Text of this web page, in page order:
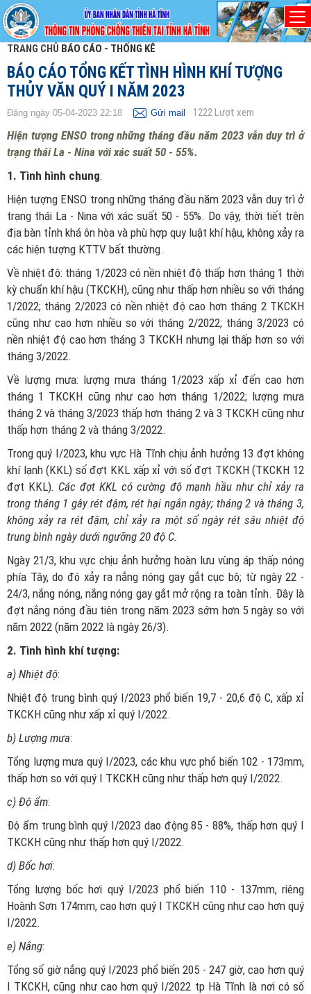
TRANG CHỦ BÁO CÁO - THỐNG KÊ
BÁO CÁO TỔNG KẾT TÌNH HÌNH KHÍ TƯỢNG
THỦY VĂN QUÝ I NĂM 2023
Đăng ngày 05-04-2023 22:18 Gửi mail 1222Lượt xem
Hiện tượng ENSO trong những tháng đầu năm 2023 vẫn duy trì ở
trạng thái La - Nina với xác suất 50 - 55%.
1. Tình hình chung:
Hiện tượng ENSO trong những tháng đầu năm 2023 vẫn duy trì ở
trạng thái La - Nina với xác suất 50 - 55%. Do vậy, thời tiết trên
địa bàn tỉnh khá ôn hòa và phù hợp quy luật khí hậu, không xảy ra
các hiện tượng KTTV bất thường.
Về nhiệt độ: tháng 1/2023 có nền nhiệt độ thấp hơn tháng 1 thời
kỳ chuẩn khí hậu (TKCKH), cũng như thấp hơn nhiều so với tháng
1/2022; tháng 2/2023 có nền nhiệt độ cao hơn tháng 2 TKCKH
cũng như cao hơn nhiều so với tháng 2/2022; tháng 3/2023 có
nền nhiệt độ cao hơn tháng 3 TKCKH nhưng lại thấp hơn so với
tháng 3/2022.
Về lượng mưa: lượng mưa tháng 1/2023 xấp xỉ đến cao hơn
tháng 1 TKCKH cũng như cao hơn tháng 1/2022; lượng mưa
tháng 2 và tháng 3/2023 thấp hơn tháng 2 và 3 TKCKH cũng như
thấp hơn tháng 2 và tháng 3/2022.
Trong quý I/2023, khu vực Hà Tĩnh chịu ảnh hưởng 13 đợt không
khí lạnh (KKL) số đợt KKL xấp xỉ với số đợt TKCKH (TKCKH 12
đợt KKL). Các đợt KKL có cường độ mạnh hầu như chỉ xảy ra
trong tháng 1 gây rét đậm, rét hại ngắn ngày; tháng 2 và tháng 3,
không xảy ra rét đậm, chỉ xảy ra một số ngày rét sâu nhiệt độ
trung bình ngày dưới ngưỡng 20 độ C.
Ngày 21/3, khu vực chịu ảnh hưởng hoàn lưu vùng áp thấp nóng
phía Tây, do đó xảy ra nắng nóng gay gắt cục bộ; từ ngày 22 -
24/3, nắng nóng, nắng nóng gay gắt mở rộng ra toàn tỉnh. Đây là
đợt nắng nóng đầu tiên trong năm 2023 sớm hơn 5 ngày so với
năm 2022 (năm 2022 là ngày 26/3).
2. Tình hình khí tượng:
a) Nhiệt độ:
Nhiệt độ trung bình quý I/2023 phổ biến 19,7 - 20,6 độ C, xấp xỉ
TKCKH cũng như xấp xỉ quý I/2022.
b) Lượng mưa:
Tổng lượng mưa quý I/2023, các khu vực phổ biến 102 - 173mm,
thấp hơn so với quý I TKCKH cũng như thấp hơn quý I/2022.
c) Độ ẩm:
Độ ẩm trung bình quý I/2023 dao động 85 - 88%, thấp hơn quý I
TKCKH cũng như thấp hơn quý I/2022.
d) Bốc hơi:
Tổng lượng bốc hơi quý I/2023 phổ biến 110 - 137mm, riêng
Hoành Sơn 174mm, cao hơn quý I TKCKH cũng như cao hơn quý
I/2022.
e) Nắng:
Tổng số giờ nắng quý I/2023 phổ biến 205 - 247 giờ, cao hơn quý
I TKCKH, cũng như cao hơn quý I/2022 tp Hà Tĩnh là nơi có số